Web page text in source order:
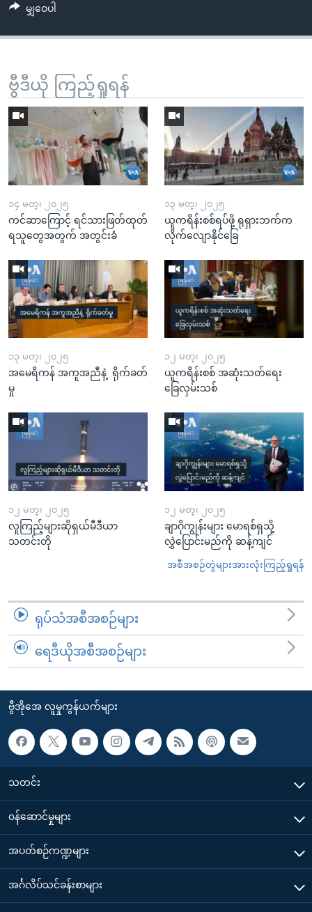
မျှဝေပါ
ဗွီဒီယို ကြည့်ရှုရန်
၁၄ မတ္၊ ၂၀၂၅
ကင်ဆာကြောင့် ရင်သားဖြတ်ထုတ်
ရသူတွေအတွက် အတွင်းခံ
၁၃ မတ္၊ ၂၀၂၅
ယူကရိန်းစစ်ရပ်ဖို့ ရုရှားဘက်က
လိုက်လျောနိုင်ခြေ
၁၃ မတ္၊ ၂၀၂၅
အမေရိကန် အကူအညီနဲ့ ရိုက်ခတ်
မှု
၁၂ မတ္၊ ၂၀၂၅
ယူကရိန်းစစ် အဆုံးသတ်ရေး
ခြေလှမ်းသစ်
၁၂ မတ္၊ ၂၀၂၅
လူကြည့်များဆိုရှယ်မီဒီယာ
သတင်းတို
၁၂ မတ္၊ ၂၀၂၅
ချာဂိုကျွန်းများ မောရစ်ရှသို့
လွှဲပြောင်းမည်ကို ဆန့်ကျင်
အစီအစဉ်တွဲများအားလုံးကြည့်ရှုရန်
ရုပ်သံအစီအစဉ်များ
ရေဒီယိုအစီအစဉ်များ
ဗွီအိုအေ လူမှုကွန်ယက်များ
သတင်း
၀န်ဆောင်မှုများ
အပတ်စဉ်ကဏ္ဍများ
အင်္ဂလိပ်သင်ခန်းစာများ